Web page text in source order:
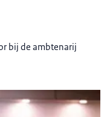
bij de ambtenarij